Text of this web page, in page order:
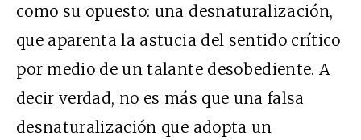
como su opuesto: una desnaturalización,
que aparenta la astucia del sentido crítico
por medio de un talante desobediente. A
decir verdad, no es más que una falsa
desnaturalización que adopta un